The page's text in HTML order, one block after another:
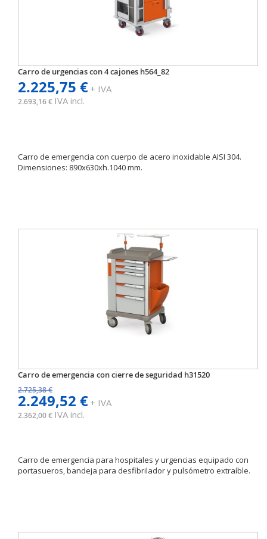
Carro de urgencias con 4 cajones h564_82
2.225,75 €+ IVA
2.693,16 € IVA incl.
Carro de emergencia con cuerpo de acero inoxidable AISI 304.
Dimensiones: 890x630xh.1040 mm.
Carro de emergencia con cierre de seguridad h31520
2.725,38 €
2.249,52 €+ IVA
2.362,00 € IVA incl.
Carro de emergencia para hospitales y urgencias equipado con
portasueros, bandeja para desfibrilador y pulsómetro extraíble.